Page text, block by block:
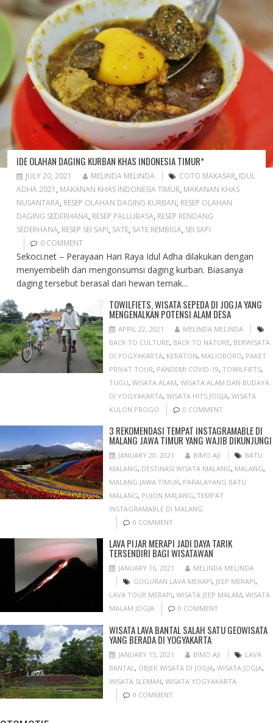
IDE OLAHAN DAGING KURBAN KHAS INDONESIA TIMUR*
JULY 20, 2021 MELINDA MELINDA COTO MAKASAR, IDUL
ADHA 2021 , MAKANAN KHAS INDONESIA TIMUR, MAKANAN KHAS
NUSANTARA, RESEP OLAHAN DAGING KURBAN, RESEP OLAHAN
DAGING SEDERHANA, RESEP PALLUBASA, RESEP RENDANG
SEDERHANA, RESEP SEI SAPI, SATE, SATE REMBIGA, SEI SAPI
0 COMMENT
Sekoci.net – Perayaan Hari Raya Idul Adha dilakukan dengan
menyembelih dan mengonsumsi daging kurban. Biasanya
daging tersebut berasal dari hewan ternak...
TOWILFIETS, WISATA SEPEDA DI JOGJA YANG
MENGENALKAN POTENSI ALAM DESA
APRIL 22, 2021
MELINDA MELINDA
BACK TO CULTURE, BACK TO NATURE, BERWISATA
DI YOGYAKARTA, KERATON, MALIOBORO, PAKET
PRIVAT TOUR, PANDEMI COVID-19,TOWILFIETS,
TUGU,WISATA ALAM,WISATA ALAM DAN BUDAYA
DI YOGYAKARTA,WISATA HITS JOGJA,WISATA
KULON PROGO
0 COMMENT
3 REKOMENDASI TEMPAT INSTAGRAMABLE DI
MALANG JAWA TIMUR YANG WAJIB DIKUNJUNGI
JANUARY 20, 2021 BIMO AJI
BATU
MALANG, DESTINASI WISATA MALANG, MALANG,
MALANG JAWA TIMUR, PARALAYANG BATU
MALANG, PUJON MALANG,TEMPAT
INSTAGRAMABLE DI MALANG
0 COMMENT
LAVA PIJAR MERAPI JADI DAYA TARIK
TERSENDIRI BAGI WISATAWAN
JANUARY 16, 2021
MELINDA MELINDA
GUGURAN LAVA MERAPI, JEEP MERAPI,
LAVA TOUR MERAPI,WISATA JEEP MALAM,WISATA
MALAM JOGJA
0 COMMENT
WISATA LAVA BANTAL SALAH SATU GEOWISATA
YANG BERADA DI YOGYAKARTA
JANUARY 15, 2021 BIMO AJI
LAVA
BANTAL , OBJEK WISATA DI JOGJA,WISATA JOGJA,
WISATA SLEMAN,WISATA YOGYAKARTA
0 COMMENT